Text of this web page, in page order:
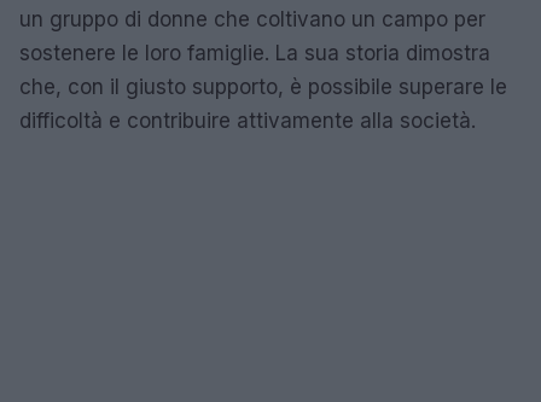
un gruppo di donne che coltivano un campo per
sostenere le loro famiglie. La sua storia dimostra
che, con il giusto supporto, è possibile superare le
difficoltà e contribuire attivamente alla società.